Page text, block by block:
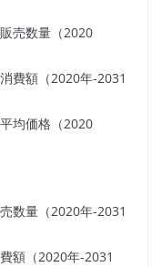
売数量（2020
費額（2020年-2031
均価格（2020
数量（2020年-2031
額（2020年-2031